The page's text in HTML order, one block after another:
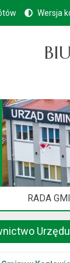
Wersja
RADA
Urzędu